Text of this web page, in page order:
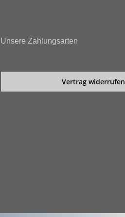
Unsere Zahlungsarten
Vertrag widerrufen